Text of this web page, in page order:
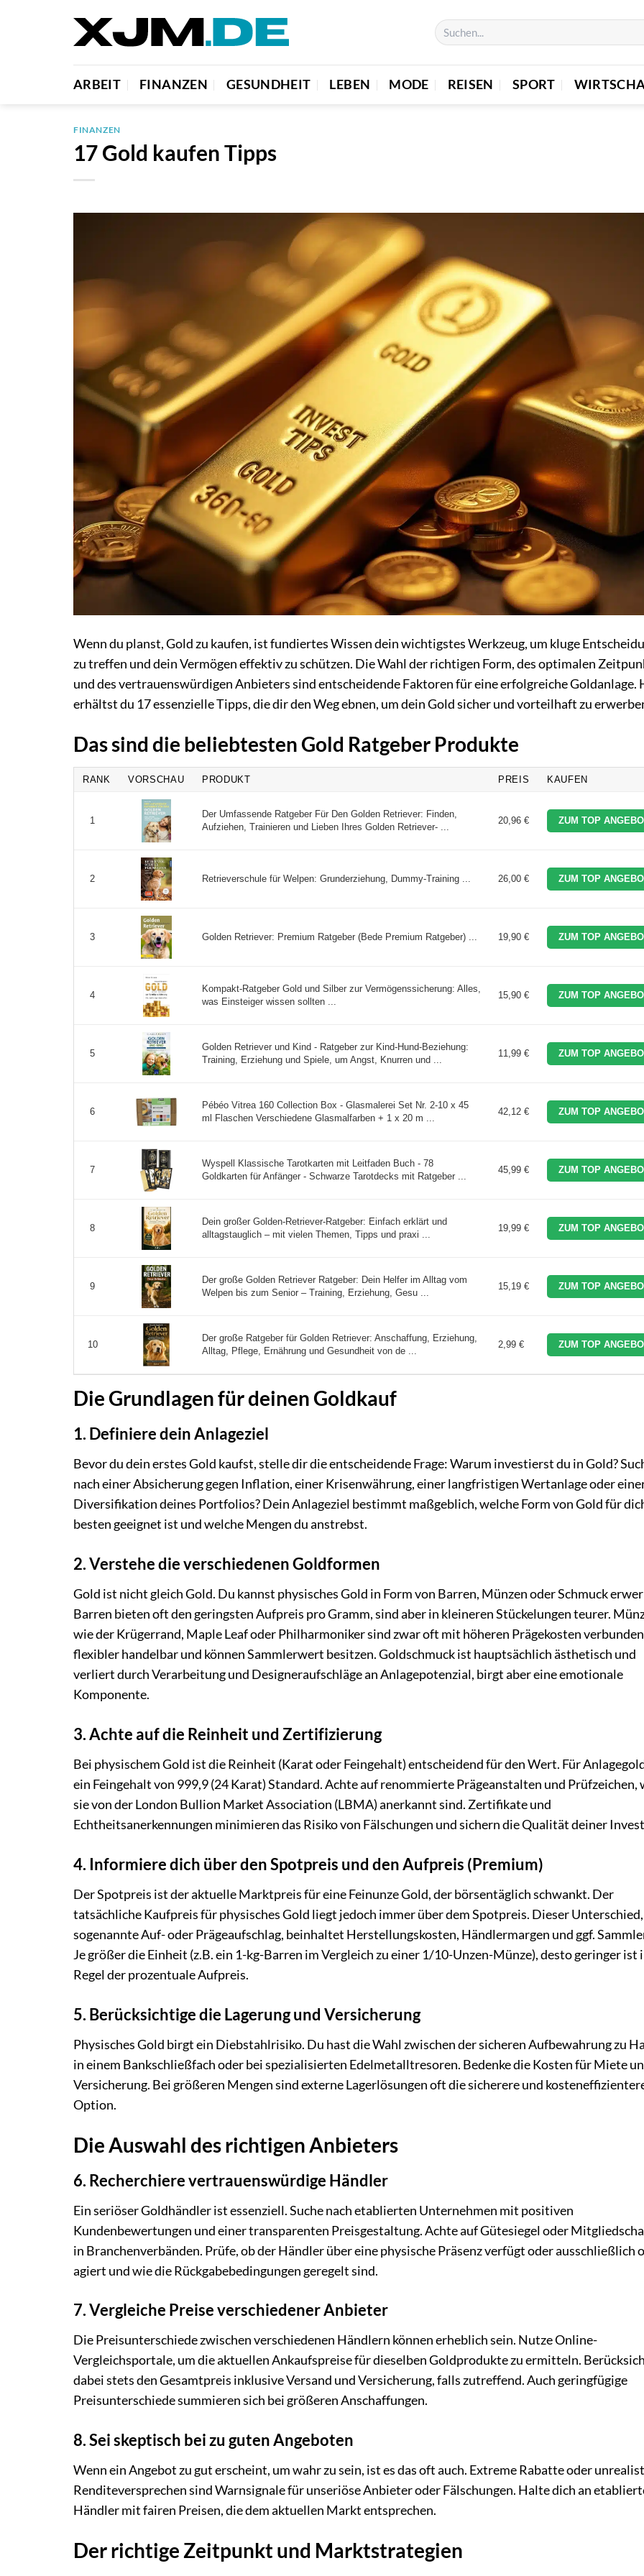
ARBEIT FINANZEN GESUNDHEIT LEBEN MODE REISEN SPORT
FINANZEN
17 Gold kaufen Tipps
Wenn du planst, Gold zu kaufen, ist fundiertes Wissen dein wichtigstes Werkzeug, um kluge
zu treffen und dein Vermögen effektiv zu schützen. Die Wahl der richtigen Form, des optimalen
und des vertrauenswürdigen Anbieters sind entscheidende Faktoren für eine erfolgreiche Goldanlage.
erhältst du 17 essenzielle Tipps, die dir den Weg ebnen, um dein Gold sicher und vorteilhaft zu
Das sind die beliebtesten Gold Ratgeber Produkte
RANK VORSCHAU PRODUKT PREIS KAUFEN
1
Der Umfassende Ratgeber Für Den Golden Retriever: Finden,
Aufziehen, Trainieren und Lieben Ihres Golden Retriever- ...
20,96 € ZUM TOP
2 Retrieverschule für Welpen: Grunderziehung, Dummy-Training ... 26,00 € ZUM TOP
3 Golden Retriever: Premium Ratgeber (Bede Premium Ratgeber) ... 19,90 € ZUM TOP
4
Kompakt-Ratgeber Gold und Silber zur Vermögenssicherung: Alles,
was Einsteiger wissen sollten ...
15,90 € ZUM TOP
5
Golden Retriever und Kind - Ratgeber zur Kind-Hund-Beziehung:
Training, Erziehung und Spiele, um Angst, Knurren und ...
11,99 € ZUM TOP
6
Pébéo Vitrea 160 Collection Box - Glasmalerei Set Nr. 2-10 x 45
ml Flaschen Verschiedene Glasmalfarben + 1 x 20 m ...
42,12 € ZUM TOP
7
Wyspell Klassische Tarotkarten mit Leitfaden Buch - 78
Goldkarten für Anfänger - Schwarze Tarotdecks mit Ratgeber ...
45,99 € ZUM TOP
8
Dein großer Golden-Retriever-Ratgeber: Einfach erklärt und
alltagstauglich – mit vielen Themen, Tipps und praxi ...
19,99 € ZUM TOP
9
Der große Golden Retriever Ratgeber: Dein Helfer im Alltag vom
Welpen bis zum Senior – Training, Erziehung, Gesu ...
15,19 € ZUM TOP
10
Der große Ratgeber für Golden Retriever: Anschaffung, Erziehung,
Alltag, Pflege, Ernährung und Gesundheit von de ...
2,99 € ZUM TOP
Die Grundlagen für deinen Goldkauf
1. Definiere dein Anlageziel
Bevor du dein erstes Gold kaufst, stelle dir die entscheidende Frage: Warum investierst du in Gold?
nach einer Absicherung gegen Inflation, einer Krisenwährung, einer langfristigen Wertanlage oder
Diversifikation deines Portfolios? Dein Anlageziel bestimmt maßgeblich, welche Form von Gold für
besten geeignet ist und welche Mengen du anstrebst.
2. Verstehe die verschiedenen Goldformen
Gold ist nicht gleich Gold. Du kannst physisches Gold in Form von Barren, Münzen oder Schmuck
Barren bieten oft den geringsten Aufpreis pro Gramm, sind aber in kleineren Stückelungen teurer.
wie der Krügerrand, Maple Leaf oder Philharmoniker sind zwar oft mit höheren Prägekosten
flexibler handelbar und können Sammlerwert besitzen. Goldschmuck ist hauptsächlich ästhetisch und
verliert durch Verarbeitung und Designeraufschläge an Anlagepotenzial, birgt aber eine emotionale
Komponente.
3. Achte auf die Reinheit und Zertifizierung
Bei physischem Gold ist die Reinheit (Karat oder Feingehalt) entscheidend für den Wert. Für
ein Feingehalt von 999,9 (24 Karat) Standard. Achte auf renommierte Prägeanstalten und Prüfzeichen,
sie von der London Bullion Market Association (LBMA) anerkannt sind. Zertifikate und
Echtheitsanerkennungen minimieren das Risiko von Fälschungen und sichern die Qualität deiner
4. Informiere dich über den Spotpreis und den Aufpreis (Premium)
Der Spotpreis ist der aktuelle Marktpreis für eine Feinunze Gold, der börsentäglich schwankt. Der
tatsächliche Kaufpreis für physisches Gold liegt jedoch immer über dem Spotpreis. Dieser
sogenannte Auf- oder Prägeaufschlag, beinhaltet Herstellungskosten, Händlermargen und ggf.
Je größer die Einheit (z.B. ein 1-kg-Barren im Vergleich zu einer 1/10-Unzen-Münze), desto geringer ist
Regel der prozentuale Aufpreis.
5. Berücksichtige die Lagerung und Versicherung
Physisches Gold birgt ein Diebstahlrisiko. Du hast die Wahl zwischen der sicheren Aufbewahrung zu
in einem Bankschließfach oder bei spezialisierten Edelmetalltresoren. Bedenke die Kosten für Miete
Versicherung. Bei größeren Mengen sind externe Lagerlösungen oft die sicherere und
Option.
Die Auswahl des richtigen Anbieters
6. Recherchiere vertrauenswürdige Händler
Ein seriöser Goldhändler ist essenziell. Suche nach etablierten Unternehmen mit positiven
Kundenbewertungen und einer transparenten Preisgestaltung. Achte auf Gütesiegel oder
in Branchenverbänden. Prüfe, ob der Händler über eine physische Präsenz verfügt oder ausschließlich
agiert und wie die Rückgabebedingungen geregelt sind.
7. Vergleiche Preise verschiedener Anbieter
Die Preisunterschiede zwischen verschiedenen Händlern können erheblich sein. Nutze Online-
Vergleichsportale, um die aktuellen Ankaufspreise für dieselben Goldprodukte zu ermitteln.
dabei stets den Gesamtpreis inklusive Versand und Versicherung, falls zutreffend. Auch geringfügige
Preisunterschiede summieren sich bei größeren Anschaffungen.
8. Sei skeptisch bei zu guten Angeboten
Wenn ein Angebot zu gut erscheint, um wahr zu sein, ist es das oft auch. Extreme Rabatte oder
Renditeversprechen sind Warnsignale für unseriöse Anbieter oder Fälschungen. Halte dich an
Händler mit fairen Preisen, die dem aktuellen Markt entsprechen.
Der richtige Zeitpunkt und Marktstrategien